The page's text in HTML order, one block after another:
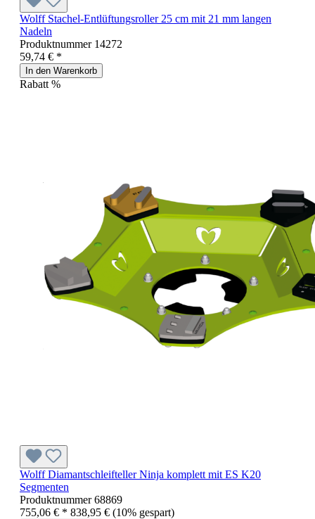
Wolff Stachel-Entlüftungsroller 25 cm mit 21 mm langen
Nadeln
Produktnummer 14272
59,74 € *
In den Warenkorb
Rabatt %
Wolff Diamantschleifteller Ninja komplett mit ES K20
Segmenten
Produktnummer68869
755,06 € * 838,95 € (10% gespart)